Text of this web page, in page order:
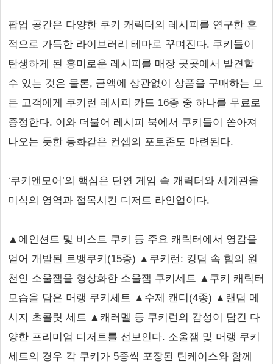
팝업 공간은 다양한 쿠키 캐릭터의 레시피를 연구한 흔
적으로 가득한 라이브러리 테마로 꾸며진다. 쿠키들이
탄생하게 된 흥미로운 레시피를 매장 곳곳에서 발견할
수 있는 것은 물론, 금액에 상관없이 상품을 구매하는 모
든 고객에게 쿠키런 레시피 카드 16종 중 하나를 무료로
증정한다. 이와 더불어 레시피 북에서 쿠키들이 쏟아져
나오는 듯한 동화같은 컨셉의 포토존도 마련된다.
‘쿠키앤모어’의 핵심은 단연 게임 속 캐릭터와 세계관을
미식의 영역과 접목시킨 디저트 라인업이다.
▲에인션트 및 비스트 쿠키 등 주요 캐릭터에서 영감을
얻어 개발된 르뱅쿠키(15종) ▲쿠키런: 킹덤 속 힘의 원
천인 소울잼을 형상화한 소울잼 쿠키세트 ▲쿠키 캐릭터
모습을 담은 머랭 쿠키세트 ▲수제 캔디(4종) ▲랜덤 메
시지 초콜릿 세트 ▲캐러멜 등 쿠키런의 감성이 담긴 다
양한 프리미엄 디저트를 선보인다. 소울잼 및 머랭 쿠키
세트의 경우 각 쿠키가 5종씩 포장된 틴케이스와 함께